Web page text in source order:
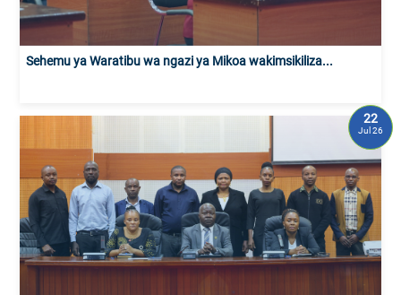
Sehemu ya Waratibu wa ngazi ya Mikoa wakimsikiliza...
22
Jul 26